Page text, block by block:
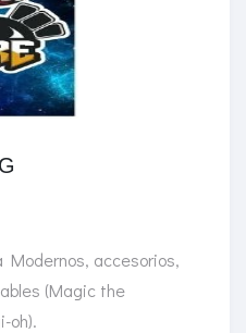
accesorios,
(Magic the
oh).